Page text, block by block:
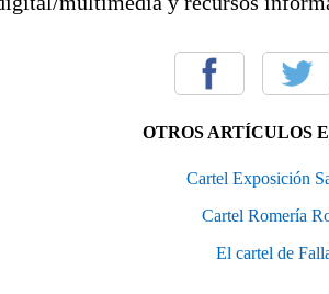
OTROS ARTÍCULOS
Cartel Exposición
Cartel Romería
El cartel de